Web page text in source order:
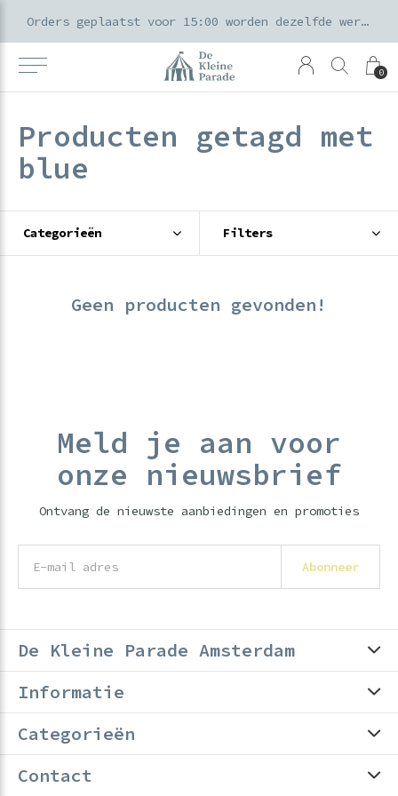
0
Orders geplaatst voor 15:00 worden dezelfde werkdag verzonden
Producten getagd met
blue
Categorieën Filters
Geen producten gevonden!
Meld je aan voor
onze nieuwsbrief
Ontvang de nieuwste aanbiedingen en promoties
Abonneer
De Kleine Parade Amsterdam
Informatie
Categorieën
Contact